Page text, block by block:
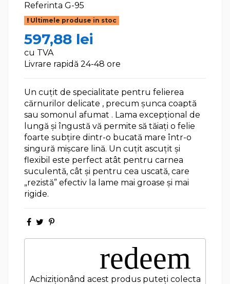
Referinta G-95
Ultimele produse in stoc
597,88 lei
cu TVA
Livrare rapidă 24-48 ore
Un cuțit de specialitate pentru felierea
cărnurilor delicate , precum șunca coaptă
sau somonul afumat . Lama excepțional de
lungă și îngustă vă permite să tăiați o felie
foarte subțire dintr-o bucată mare într-o
singură mișcare lină. Un cuțit ascuțit și
flexibil este perfect atât pentru carnea
suculentă, cât și pentru cea uscată, care
„rezistă” efectiv la lame mai groase și mai
rigide.
redeem
Achiziționând acest produs puteți colecta